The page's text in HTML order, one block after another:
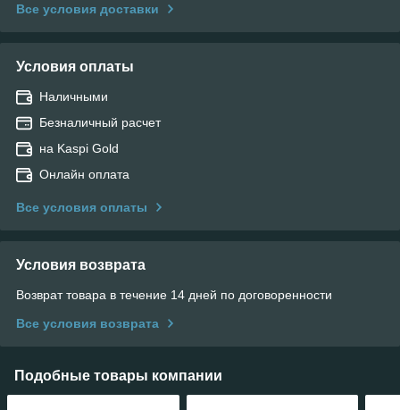
Все условия доставки
Условия оплаты
Наличными
Безналичный расчет
на Kaspi Gold
Онлайн оплата
Все условия оплаты
Условия возврата
Возврат товара в течение 14 дней по договоренности
Все условия возврата
Подобные товары компании